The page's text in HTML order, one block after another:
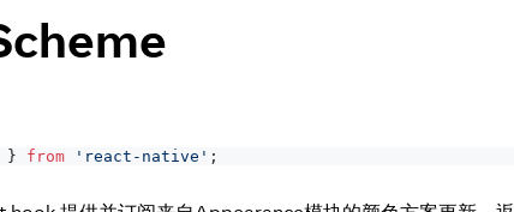
} from 'react-native' ;